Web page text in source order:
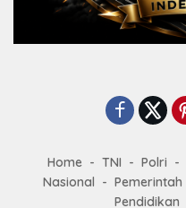
Home TNI Polri
Nasional
Pemerintah
Pendidikan